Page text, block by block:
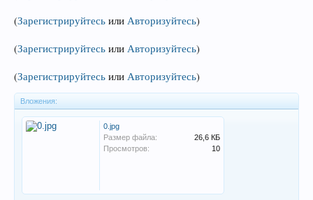
(Зарегистрируйтесь или Авторизуйтесь)
(Зарегистрируйтесь или Авторизуйтесь)
(Зарегистрируйтесь или Авторизуйтесь)
Вложения:
0.jpg
Размер файла:
26,6 КБ
Просмотров:
10